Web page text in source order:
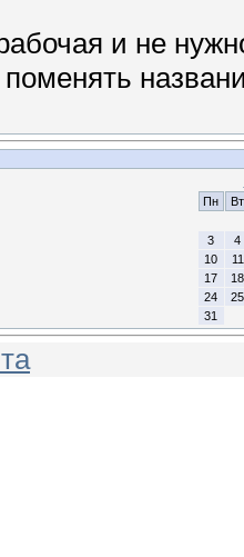
и не
Пн
Вт
3
4
10
11
17
18
24
25
31